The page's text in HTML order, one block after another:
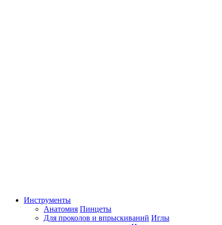
Инструменты
Анатомия Пинцеты
Для проколов и впрыскиваний Иглы